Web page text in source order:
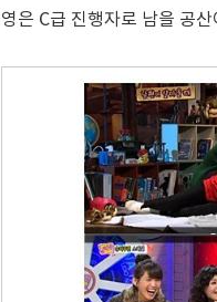
영은 C급 진행자로 남을 공산